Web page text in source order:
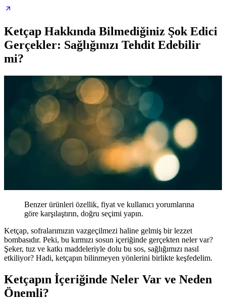
Ketçap Hakkında Bilmediğiniz Şok Edici
Gerçekler: Sağlığınızı Tehdit Edebilir
mi?
Benzer ürünleri özellik, fiyat ve kullanıcı yorumlarına
göre karşılaştırın, doğru seçimi yapın.
Ketçap, sofralarımızın vazgeçilmezi haline gelmiş bir lezzet
bombasıdır. Peki, bu kırmızı sosun içeriğinde gerçekten neler var?
Şeker, tuz ve katkı maddeleriyle dolu bu sos, sağlığımızı nasıl
etkiliyor? Hadi, ketçapın bilinmeyen yönlerini birlikte keşfedelim.
Ketçapın İçeriğinde Neler Var ve Neden
Önemli?